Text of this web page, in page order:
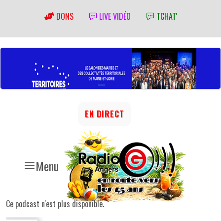
DONS LIVE VIDÉO TCHAT'
Menu
EN DIRECT
Ce podcast n'est plus disponible.